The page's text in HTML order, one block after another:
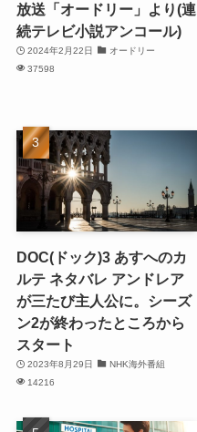
放送「オードリー」より(連
続テレビ小説アンコール)
2024年2月22日
オードリー
37598
DOC(ドック)3 あすへのカ
ルテ ネタバレ アンドレア
が三たび主人公に。シーズ
ン2が終わったところから
スタート
2023年8月29日
NHK海外番組
14216